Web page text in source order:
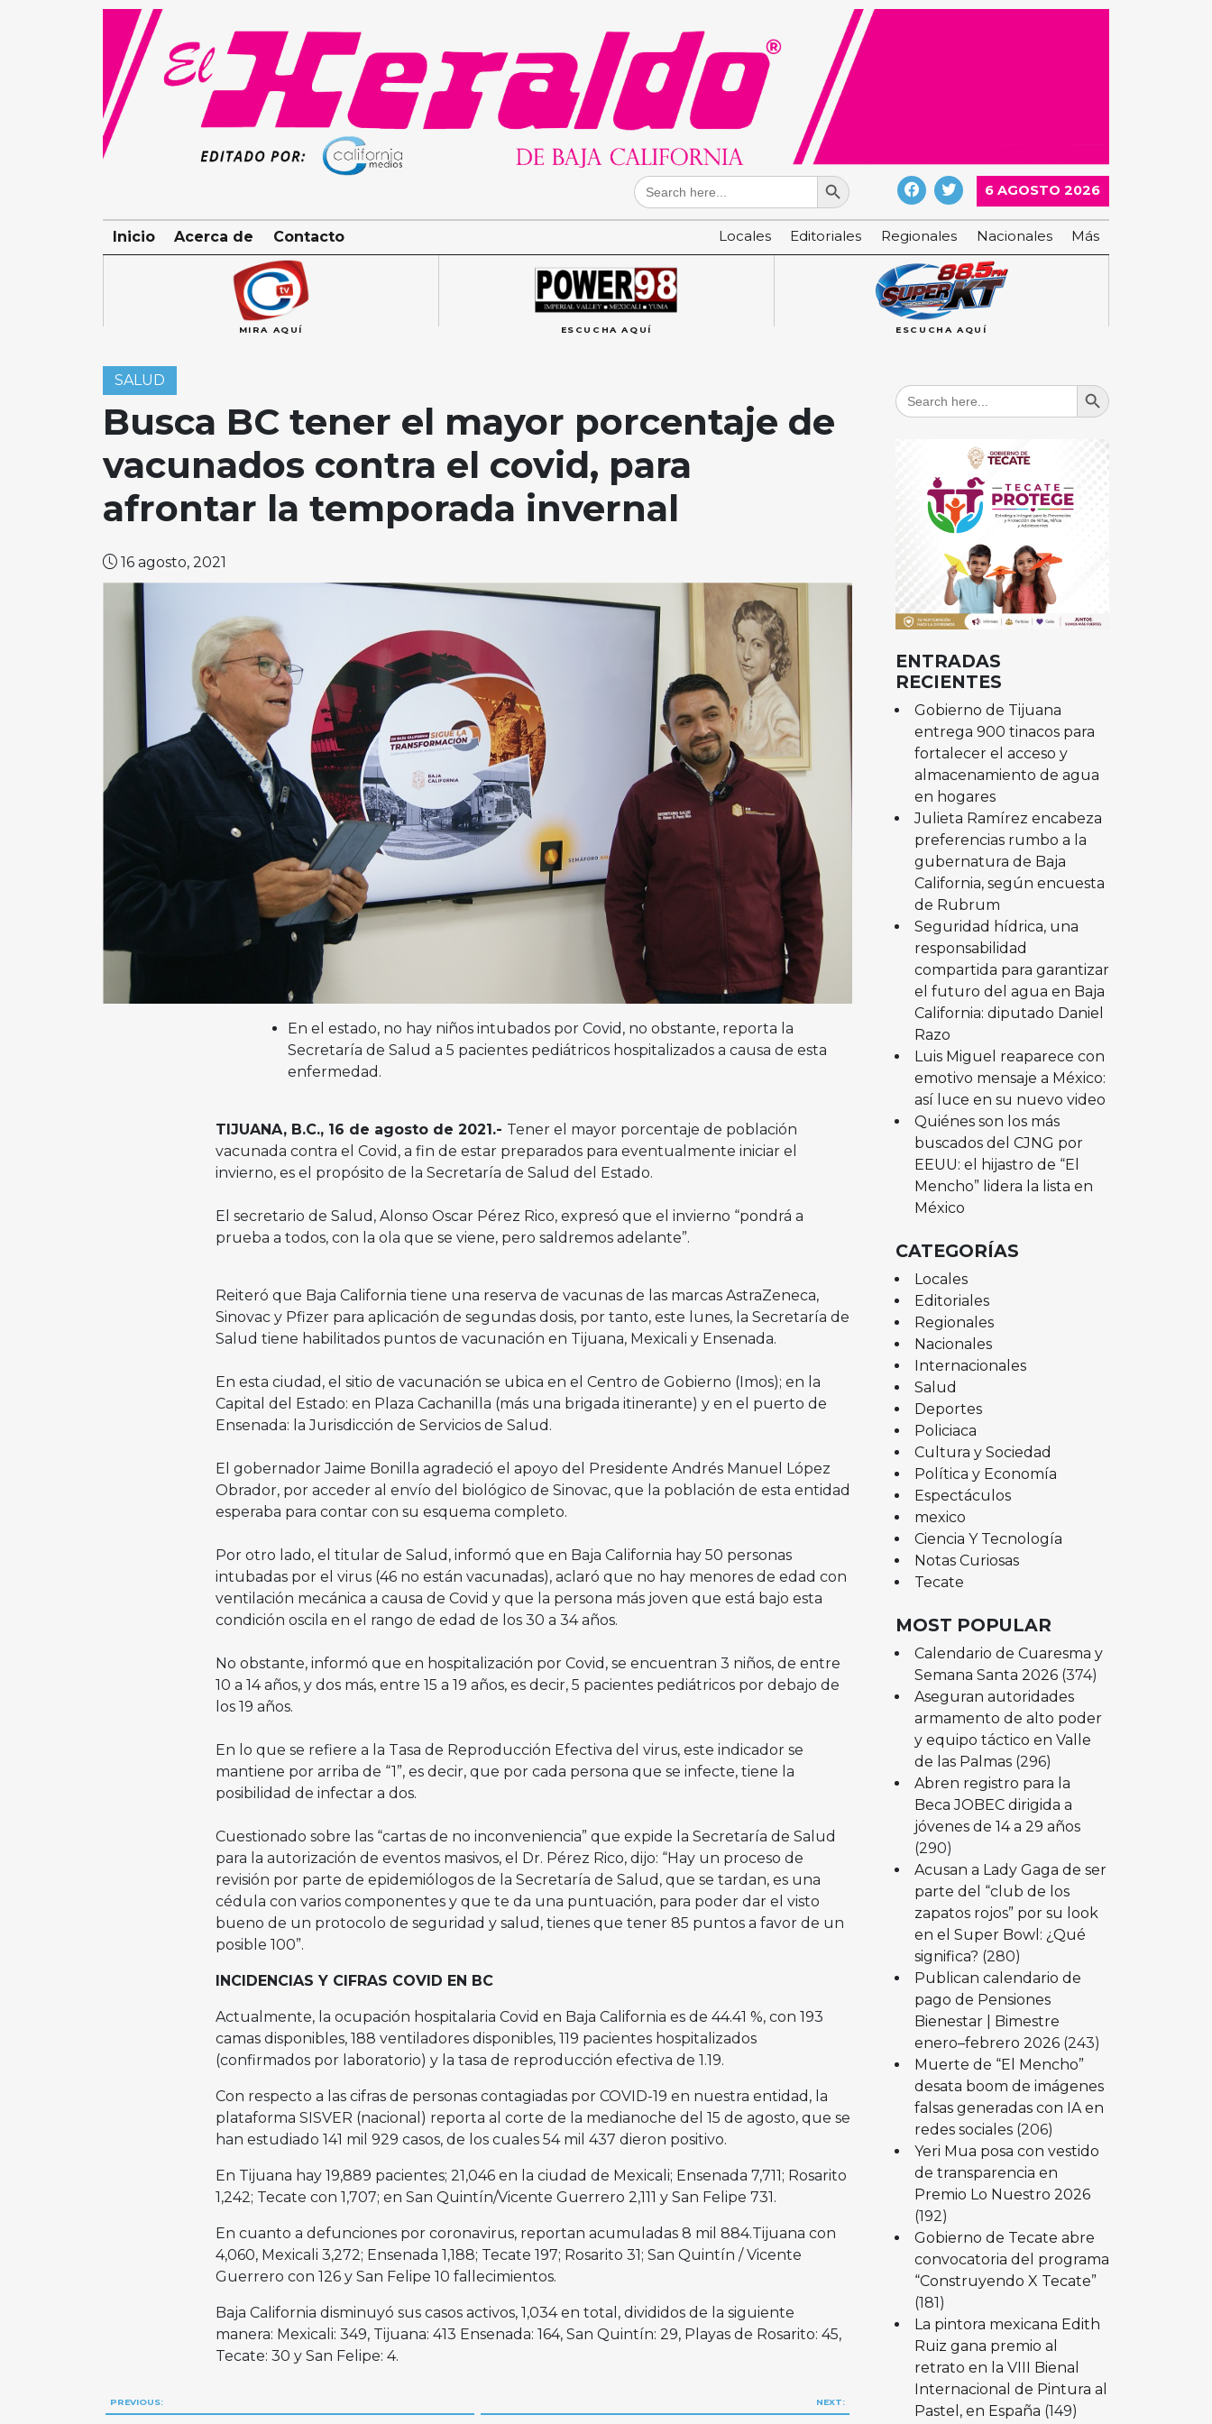
Search
for:
Search Button
6 AGOSTO 2026
Locales Editoriales Regionales Nacionales Más
Inicio Acerca de Contacto
MIRA AQUÍ ESCUCHA AQUÍ ESCUCHA AQUÍ
SALUD
Busca BC tener el mayor porcentaje de
vacunados contra el covid, para
afrontar la temporada invernal
16 agosto, 2021
En el estado, no hay niños intubados por Covid, no obstante, reporta la
Secretaría de Salud a 5 pacientes pediátricos hospitalizados a causa de esta
enfermedad.
TIJUANA, B.C., 16 de agosto de 2021.- Tener el mayor porcentaje de población
vacunada contra el Covid, a fin de estar preparados para eventualmente iniciar el
invierno, es el propósito de la Secretaría de Salud del Estado.
El secretario de Salud, Alonso Oscar Pérez Rico, expresó que el invierno “pondrá a
prueba a todos, con la ola que se viene, pero saldremos adelante”.
Reiteró que Baja California tiene una reserva de vacunas de las marcas AstraZeneca,
Sinovac y Pfizer para aplicación de segundas dosis, por tanto, este lunes, la Secretaría de
Salud tiene habilitados puntos de vacunación en Tijuana, Mexicali y Ensenada.
En esta ciudad, el sitio de vacunación se ubica en el Centro de Gobierno (Imos); en la
Capital del Estado: en Plaza Cachanilla (más una brigada itinerante) y en el puerto de
Ensenada: la Jurisdicción de Servicios de Salud.
El gobernador Jaime Bonilla agradeció el apoyo del Presidente Andrés Manuel López
Obrador, por acceder al envío del biológico de Sinovac, que la población de esta entidad
esperaba para contar con su esquema completo.
Por otro lado, el titular de Salud, informó que en Baja California hay 50 personas
intubadas por el virus (46 no están vacunadas), aclaró que no hay menores de edad con
ventilación mecánica a causa de Covid y que la persona más joven que está bajo esta
condición oscila en el rango de edad de los 30 a 34 años.
No obstante, informó que en hospitalización por Covid, se encuentran 3 niños, de entre
10 a 14 años, y dos más, entre 15 a 19 años, es decir, 5 pacientes pediátricos por debajo de
los 19 años.
En lo que se refiere a la Tasa de Reproducción Efectiva del virus, este indicador se
mantiene por arriba de “1”, es decir, que por cada persona que se infecte, tiene la
posibilidad de infectar a dos.
Cuestionado sobre las “cartas de no inconveniencia” que expide la Secretaría de Salud
para la autorización de eventos masivos, el Dr. Pérez Rico, dijo: “Hay un proceso de
revisión por parte de epidemiólogos de la Secretaría de Salud, que se tardan, es una
cédula con varios componentes y que te da una puntuación, para poder dar el visto
bueno de un protocolo de seguridad y salud, tienes que tener 85 puntos a favor de un
posible 100”.
INCIDENCIAS Y CIFRAS COVID EN BC
Actualmente, la ocupación hospitalaria Covid en Baja California es de 44.41 %, con 193
camas disponibles, 188 ventiladores disponibles, 119 pacientes hospitalizados
(confirmados por laboratorio) y la tasa de reproducción efectiva de 1.19.
Con respecto a las cifras de personas contagiadas por COVID-19 en nuestra entidad, la
plataforma SISVER (nacional) reporta al corte de la medianoche del 15 de agosto, que se
han estudiado 141 mil 929 casos, de los cuales 54 mil 437 dieron positivo.
En Tijuana hay 19,889 pacientes; 21,046 en la ciudad de Mexicali; Ensenada 7,711; Rosarito
1,242; Tecate con 1,707; en San Quintín/Vicente Guerrero 2,111 y San Felipe 731.
En cuanto a defunciones por coronavirus, reportan acumuladas 8 mil 884.Tijuana con
4,060, Mexicali 3,272; Ensenada 1,188; Tecate 197; Rosarito 31; San Quintín / Vicente
Guerrero con 126 y San Felipe 10 fallecimientos.
Baja California disminuyó sus casos activos, 1,034 en total, divididos de la siguiente
manera: Mexicali: 349, Tijuana: 413 Ensenada: 164, San Quintín: 29, Playas de Rosarito: 45,
Tecate: 30 y San Felipe: 4.
Navegación
PREVIOUS: NEXT:
Search
for:
Search Button
ENTRADAS
RECIENTES
Gobierno de Tijuana
entrega 900 tinacos para
fortalecer el acceso y
almacenamiento de agua
en hogares
Julieta Ramírez encabeza
preferencias rumbo a la
gubernatura de Baja
California, según encuesta
de Rubrum
Seguridad hídrica, una
responsabilidad
compartida para garantizar
el futuro del agua en Baja
California: diputado Daniel
Razo
Luis Miguel reaparece con
emotivo mensaje a México:
así luce en su nuevo video
Quiénes son los más
buscados del CJNG por
EEUU: el hijastro de “El
Mencho” lidera la lista en
México
CATEGORÍAS
Locales
Editoriales
Regionales
Nacionales
Internacionales
Salud
Deportes
Policiaca
Cultura y Sociedad
Política y Economía
Espectáculos
mexico
Ciencia Y Tecnología
Notas Curiosas
Tecate
MOST POPULAR
Calendario de Cuaresma y
Semana Santa 2026 (374)
Aseguran autoridades
armamento de alto poder
y equipo táctico en Valle
de las Palmas (296)
Abren registro para la
Beca JOBEC dirigida a
jóvenes de 14 a 29 años
(290)
Acusan a Lady Gaga de ser
parte del “club de los
zapatos rojos” por su look
en el Super Bowl: ¿Qué
significa? (280)
Publican calendario de
pago de Pensiones
Bienestar | Bimestre
enero–febrero 2026 (243)
Muerte de “El Mencho”
desata boom de imágenes
falsas generadas con IA en
redes sociales (206)
Yeri Mua posa con vestido
de transparencia en
Premio Lo Nuestro 2026
(192)
Gobierno de Tecate abre
convocatoria del programa
“Construyendo X Tecate”
(181)
La pintora mexicana Edith
Ruiz gana premio al
retrato en la VIII Bienal
Internacional de Pintura al
Pastel, en España (149)